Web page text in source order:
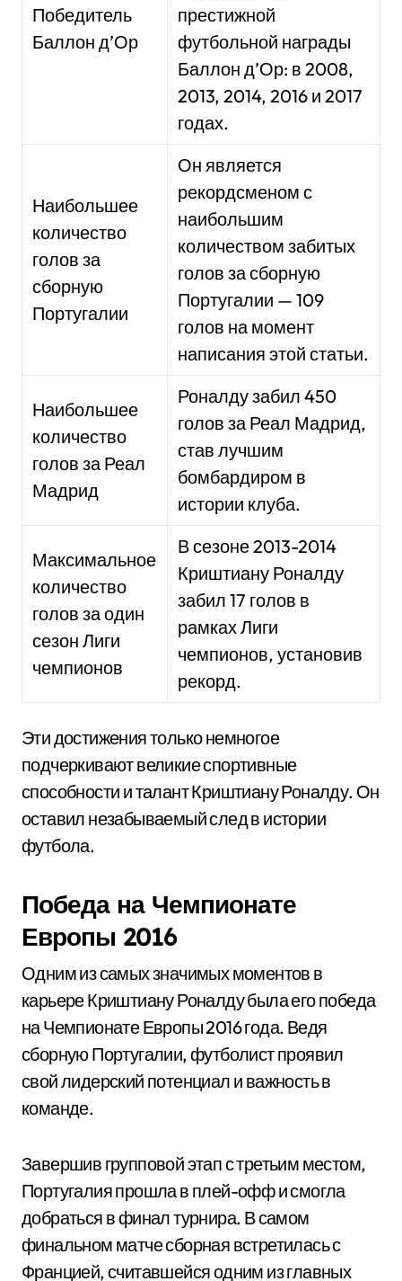
Победитель
Баллон д’Ор
престижной
футбольной награды
Баллон д’Ор: в 2008,
2013, 2014, 2016 и 2017
годах.
Наибольшее
количество
голов за
сборную
Португалии
Он является
рекордсменом с
наибольшим
количеством забитых
голов за сборную
Португалии — 109
голов на момент
написания этой статьи.
Наибольшее
количество
голов за Реал
Мадрид
Роналду забил 450
голов за Реал Мадрид,
став лучшим
бомбардиром в
истории клуба.
Максимальное
количество
голов за один
сезон Лиги
чемпионов
В сезоне 2013-2014
Криштиану Роналду
забил 17 голов в
рамках Лиги
чемпионов, установив
рекорд.
Эти достижения только немногое
подчеркивают великие спортивные
способности и талант Криштиану Роналду. Он
оставил незабываемый след в истории
футбола.
Победа на Чемпионате
Европы 2016
Одним из самых значимых моментов в
карьере Криштиану Роналду была его победа
на Чемпионате Европы 2016 года. Ведя
сборную Португалии, футболист проявил
свой лидерский потенциал и важность в
команде.
Завершив групповой этап с третьим местом,
Португалия прошла в плей-офф и смогла
добраться в финал турнира. В самом
финальном матче сборная встретилась с
Францией, считавшейся одним из главных